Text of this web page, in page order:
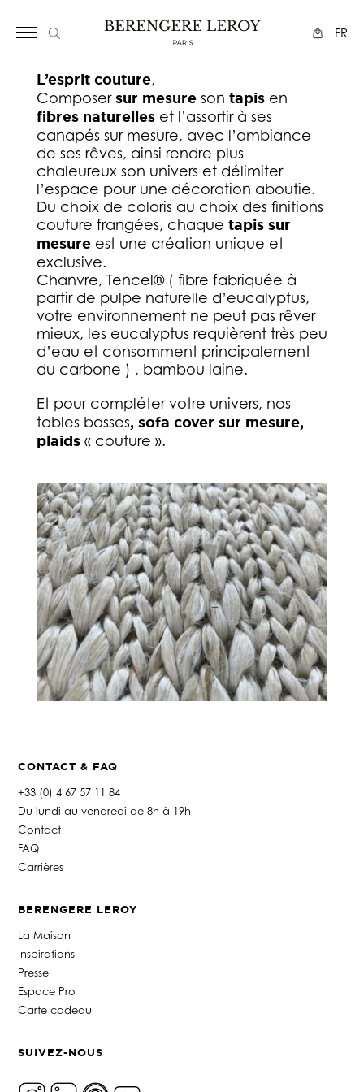
FR
L’esprit couture,
Composersur mesureson tapisen
fibres naturelleset l’assortir à ses
canapés sur mesure, avec l’ambiance
de ses rêves, ainsi rendre plus
chaleureux son univers et délimiter
l’espace pour une décoration aboutie.
Du choix de coloris au choix des finitions
couture frangées, chaque tapis sur
mesureest une création unique et
exclusive.
Chanvre, Tencel® ( fibre fabriquée à
partir de pulpe naturelle d’eucalyptus,
votre environnement ne peut pas rêver
mieux, les eucalyptus requièrent très peu
d’eau et consomment principalement
du carbone ) , bambou laine.
Et pour compléter votre univers, nos
tables basses, sofa cover sur mesure,
plaids« couture ».
CONTACT & FAQ
+33 (0) 4 67 57 11 84
Du lundi au vendredi de 8h à 19h
Contact
FAQ
Carrières
BERENGERE LEROY
La Maison
Inspirations
Presse
Espace Pro
Carte cadeau
SUIVEZ-NOUS